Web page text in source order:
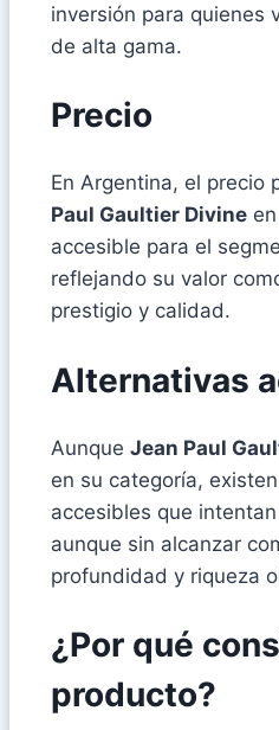
inversión para quienes
de alta gama.
Precio
En Argentina, el precio
Paul Gaultier Divine
accesible para el
reflejando su valor
prestigio y calidad.
Alternativas
Aunque Jean Paul
en su categoría,
accesibles que
aunque sin alcanzar
profundidad y riqueza
¿Por qué
producto?